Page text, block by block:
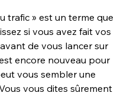
trafic » est un terme que
si vous avez fait vos
de vous lancer sur
encore nouveau pour
vous sembler une
vous dites sûrement